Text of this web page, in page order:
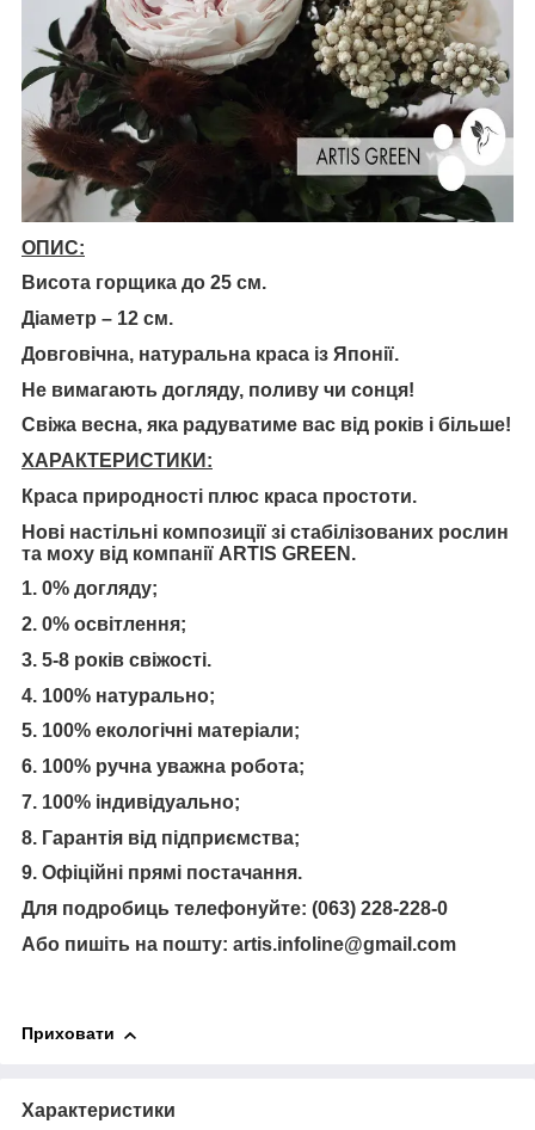
ОПИС:
Висота горщика до 25 см.
Діаметр – 12 см.
Довговічна, натуральна краса із Японії.
Не вимагають догляду, поливу чи сонця!
Свіжа весна, яка радуватиме вас від років і більше!
ХАРАКТЕРИСТИКИ:
Краса природності плюс краса простоти.
Нові настільні композиції зі стабілізованих рослин
та моху від компанії ARTIS GREEN.
1. 0% догляду;
2. 0% освітлення;
3. 5-8 років свіжості.
4. 100% натурально;
5. 100% екологічні матеріали;
6. 100% ручна уважна робота;
7. 100% індивідуально;
8. Гарантія від підприємства;
9. Офіційні прямі постачання.
Для подробиць телефонуйте: (063) 228-228-0
Або пишіть на пошту: artis.infoline@gmail.com
Приховати
Характеристики